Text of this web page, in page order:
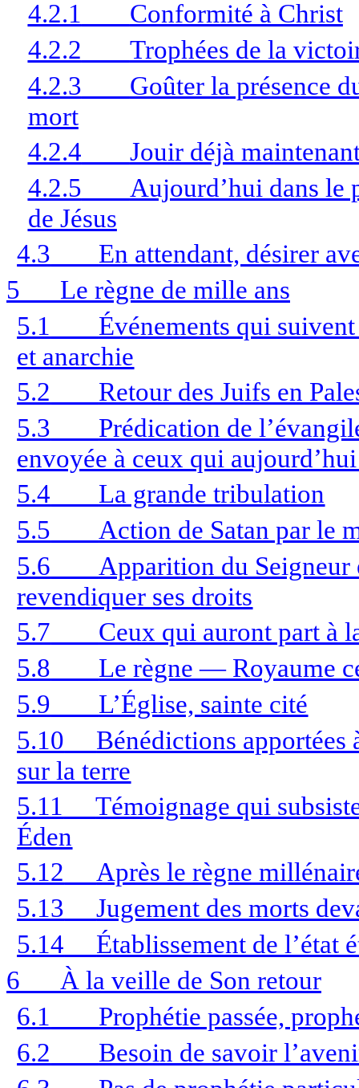
4.2.1
Conformité à Christ
4.2.2
Trophées de la
4.2.3
Goûter la présence
mort
4.2.4
Jouir déjà
4.2.5
Aujourd’hui dans le
de Jésus
4.3
En attendant, désirer
5
Le règne de mille ans
5.1
Événements qui
et anarchie
5.2
Retour des Juifs en
5.3
Prédication de
envoyée à ceux qui
5.4
La grande tribulation
5.5
Action de Satan par le
5.6
Apparition du
revendiquer ses droits
5.7
Ceux qui auront part à
5.8
Le règne — Royaume
5.9
L’Église, sainte cité
5.10
Bénédictions
sur la terre
5.11
Témoignage qui
Éden
5.12
Après le règne
5.13
Jugement des morts
5.14
Établissement de l’état
6
À la veille de Son retour
6.1
Prophétie passée,
6.2
Besoin de savoir